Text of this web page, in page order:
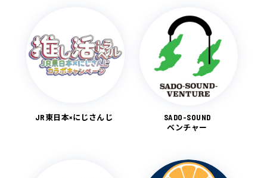
JR東日本×にじさんじ
SADO-SOUND
ベンチャー